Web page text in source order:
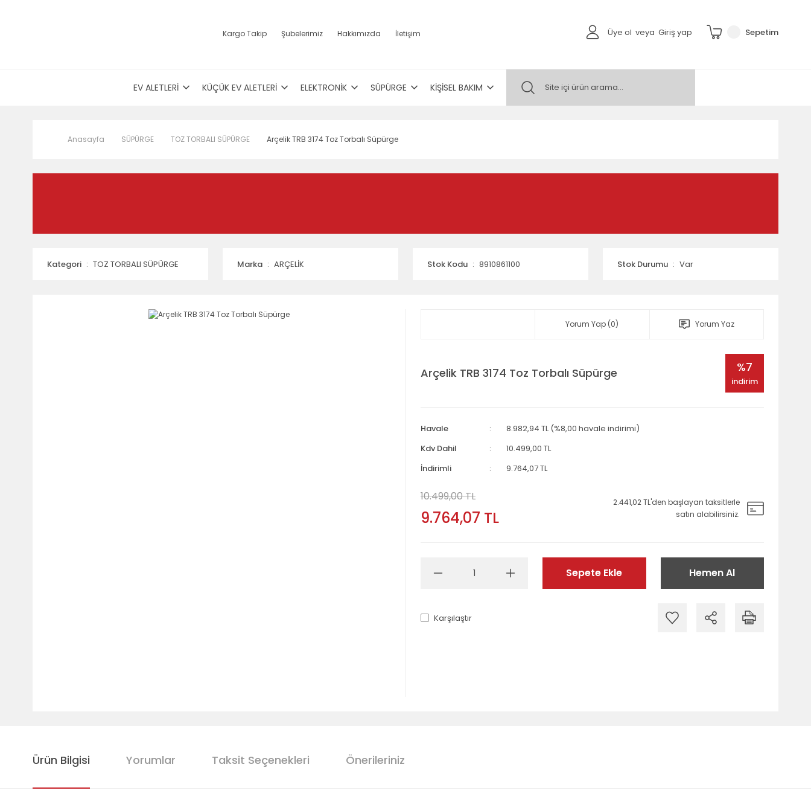
Kargo Takip Şubelerimiz Hakkımızda İletişim Üye ol veya Giriş yap Sepetim
EV ALETLERİ KÜÇÜK EV ALETLERİ ELEKTRONİK SÜPÜRGE KİŞİSEL BAKIM
Anasayfa SÜPÜRGE TOZ TORBALI SÜPÜRGE Arçelik TRB 3174 Toz Torbalı Süpürge
Kategori TOZ TORBALI SÜPÜRGE Marka ARÇELİK Stok Kodu 8910861100 Stok Durumu Var
Yorum Yap (0) Yorum Yaz
Arçelik TRB 3174 Toz Torbalı Süpürge %7
indirim
Havale
8.982,94 TL (%8,00 havale indirimi)
Kdv Dahil
10.499,00 TL
İndirimli
9.764,07 TL
10.499,00 TL
9.764,07 TL
2.441,02 TL'den başlayan taksitlerle
satın alabilirsiniz.
Sepete Ekle Hemen Al
Karşılaştır
Ürün Bilgisi Yorumlar Taksit Seçenekleri Önerileriniz